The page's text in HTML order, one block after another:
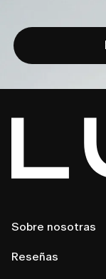
Sobre nosotras
Reseñas